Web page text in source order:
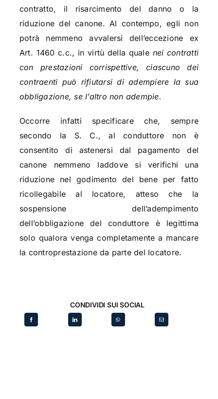
contratto, il risarcimento del danno o la
riduzione del canone. Al contempo, egli non
potrà nemmeno avvalersi dell’eccezione ex
Art. 1460 c.c., in virtù della quale nei contratti
con prestazioni corrispettive, ciascuno dei
contraenti può rifiutarsi di adempiere la sua
obbligazione, se l’altro non adempie.
Occorre infatti specificare che, sempre
secondo la S. C., al conduttore non è
consentito di astenersi dal pagamento del
canone nemmeno laddove si verifichi una
riduzione nel godimento del bene per fatto
ricollegabile al locatore, atteso che la
sospensione dell’adempimento
dell’obbligazione del conduttore è legittima
solo qualora venga completamente a mancare
la controprestazione da parte del locatore.
CONDIVIDI SUI SOCIAL